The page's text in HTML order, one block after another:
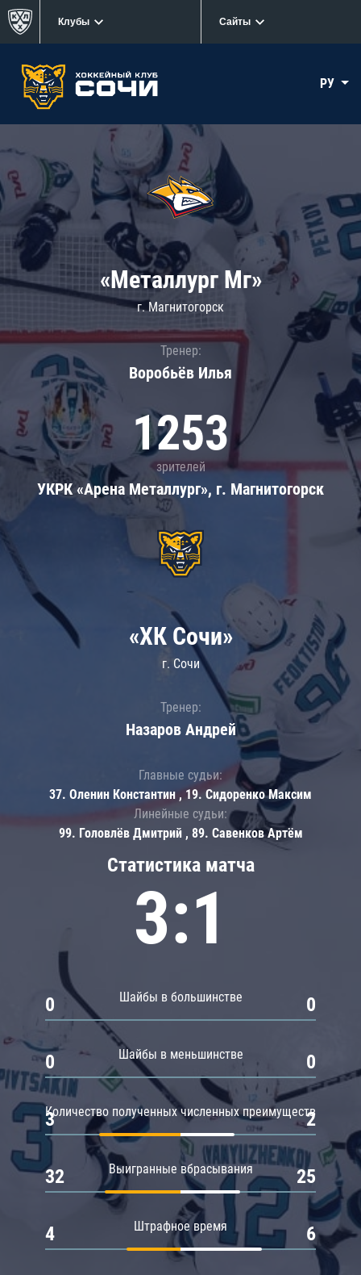
Клубы Сайты
РУ
«Металлург Мг»
г. Магнитогорск
Тренер:
Воробьёв Илья
1253
зрителей
УКРК «Арена Металлург», г. Магнитогорск
Статистика матча
3:1
Шайбы в большинстве
0 0
Шайбы в меньшинстве
0 0
Количество полученных численных преимуществ
3 2
Выигранные вбрасывания
32 25
Штрафное время
4 6
«ХК Сочи»
г. Сочи
Тренер:
Назаров Андрей
Главные судьи:
37. Оленин Константин , 19. Сидоренко Максим
Линейные судьи:
99. Головлёв Дмитрий , 89. Савенков Артём